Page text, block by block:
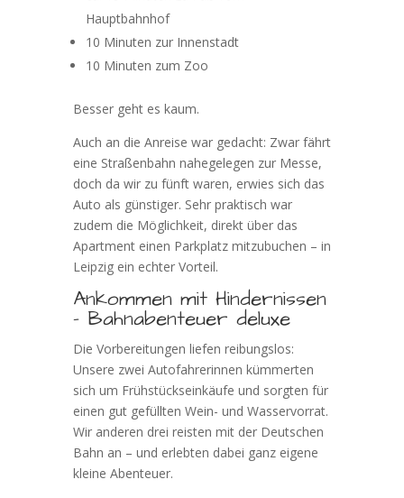
Hauptbahnhof
10 Minuten zur Innenstadt
10 Minuten zum Zoo
Besser geht es kaum.
Auch an die Anreise war gedacht: Zwar fährt
eine Straßenbahn nahegelegen zur Messe,
doch da wir zu fünft waren, erwies sich das
Auto als günstiger. Sehr praktisch war
zudem die Möglichkeit, direkt über das
Apartment einen Parkplatz mitzubuchen – in
Leipzig ein echter Vorteil.
Ankommen mit Hindernissen
– Bahnabenteuer deluxe
Die Vorbereitungen liefen reibungslos:
Unsere zwei Autofahrerinnen kümmerten
sich um Frühstückseinkäufe und sorgten für
einen gut gefüllten Wein- und Wasservorrat.
Wir anderen drei reisten mit der Deutschen
Bahn an – und erlebten dabei ganz eigene
kleine Abenteuer.